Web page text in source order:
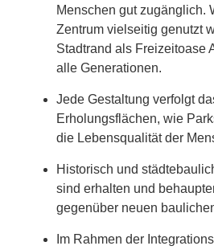
Menschen gut zugänglich.
Zentrum vielseitig genutzt
Stadtrand als Freizeitoase
alle Generationen.
Jede Gestaltung verfolgt
Erholungsflächen, wie
die Lebensqualität der
Historisch und
sind erhalten und
gegenüber neuen
Im Rahmen der